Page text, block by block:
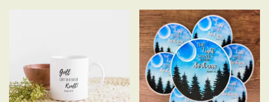
mehrere
auf.
Die
können